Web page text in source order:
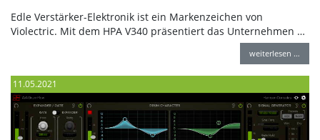
Edle Verstärker-Elektronik ist ein Markenzeichen von
Violectric. Mit dem HPA V340 präsentiert das Unternehmen …
weiterlesen …
11.05.2021